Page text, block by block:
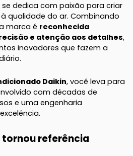
se dedica com paixão para criar
qualidade do ar. Combinando
marca é reconhecida
e atenção aos detalhes,
inovadores que fazem a
Daikin, você leva para
com décadas de
e uma engenharia
tornou referência